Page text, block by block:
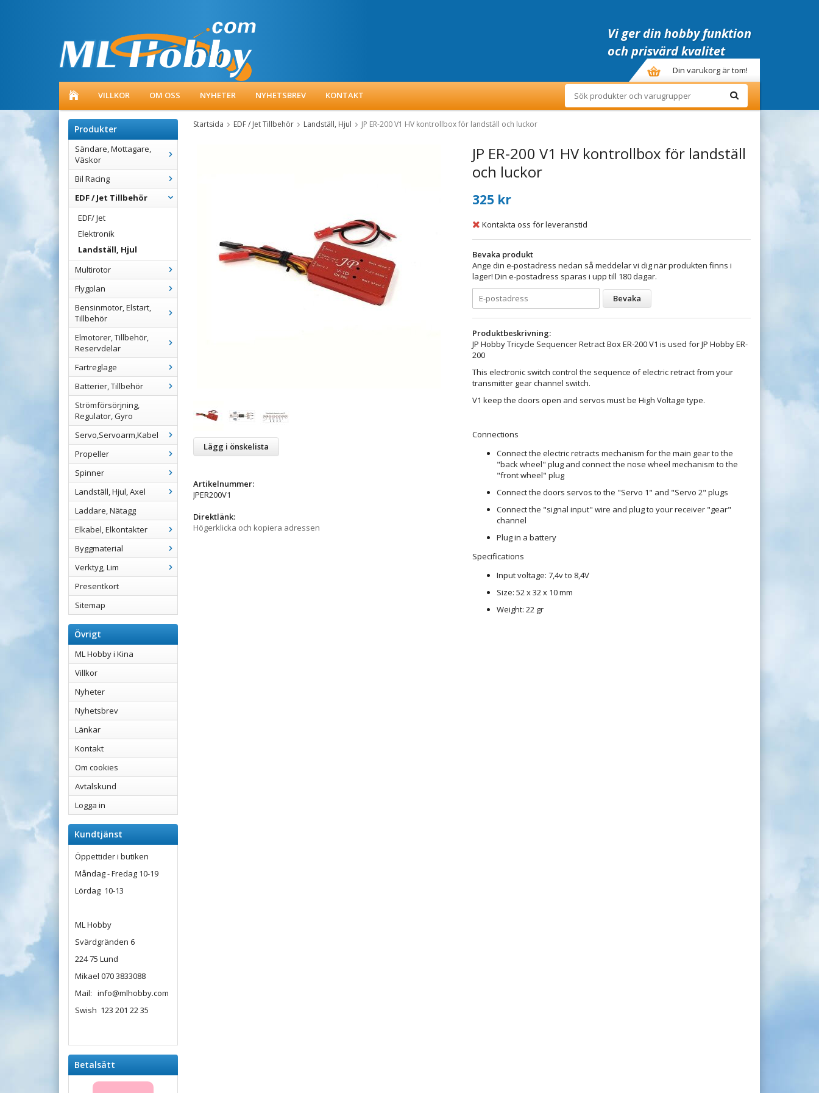
Vi ger din hobby funktion
och prisvärd kvalitet
Din varukorg är tom!
VILLKOR OM OSS NYHETER NYHETSBREV KONTAKT
Produkter
Sändare, Mottagare,
Väskor
Bil Racing
EDF / Jet Tillbehör
EDF/ Jet
Elektronik
Landställ, Hjul
Multirotor
Flygplan
Bensinmotor, Elstart,
Tillbehör
Elmotorer, Tillbehör,
Reservdelar
Fartreglage
Batterier, Tillbehör
Strömförsörjning,
Regulator, Gyro
Servo,Servoarm,Kabel
Propeller
Spinner
Landställ, Hjul, Axel
Laddare, Nätagg
Elkabel, Elkontakter
Byggmaterial
Verktyg, Lim
Presentkort
Sitemap
Övrigt
ML Hobby i Kina
Villkor
Nyheter
Nyhetsbrev
Länkar
Kontakt
Om cookies
Avtalskund
Logga in
Kundtjänst
Öppettider i butiken
Måndag - Fredag 10-19
Lördag 10-13
ML Hobby
Svärdgränden 6
224 75 Lund
Mikael 070 3833088
Mail: info@mlhobby.com
Swish 123 201 22 35
Betalsätt
Startsida EDF / Jet Tillbehör Landställ, Hjul JP ER-200 V1 HV kontrollbox för landställ och luckor
JP ER-200 V1 HV kontrollbox för landställ
och luckor
325 kr
Kontakta oss för leveranstid
Bevaka produkt
Ange din e-postadress nedan så meddelar vi dig när produkten finns i
lager! Din e-postadress sparas i upp till 180 dagar.
Bevaka
Produktbeskrivning:
JP Hobby Tricycle Sequencer Retract Box ER-200 V1 is used for JP Hobby ER-
200
This electronic switch control the sequence of electric retract from your
transmitter gear channel switch.
V1 keep the doors open and servos must be High Voltage type.
Connections
Connect the electric retracts mechanism for the main gear to the
"back wheel" plug and connect the nose wheel mechanism to the
"front wheel" plug
Connect the doors servos to the "Servo 1" and "Servo 2" plugs
Connect the "signal input" wire and plug to your receiver "gear"
channel
Plug in a battery
Specifications
Input voltage: 7,4v to 8,4V
Size: 52 x 32 x 10 mm
Weight: 22 gr
Lägg i önskelista
Artikelnummer:
JPER200V1
Direktlänk:
Högerklicka och kopiera adressen